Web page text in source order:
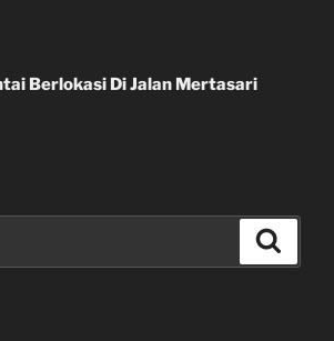
Berlokasi Di Jalan Mertasari